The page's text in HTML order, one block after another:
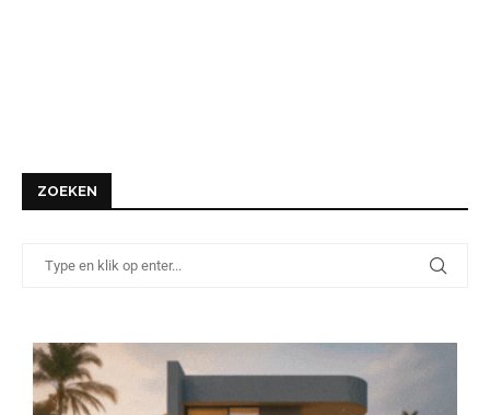
ZOEKEN